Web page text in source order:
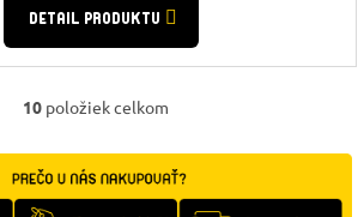
DETAIL PRODUKTU
O
á
10 položiek celkom